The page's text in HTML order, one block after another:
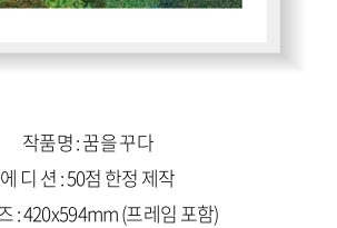
작품명 : 꿈을 꾸다
에 디 션 : 50점 한정 제작
: 420x594mm (프레임 포함)